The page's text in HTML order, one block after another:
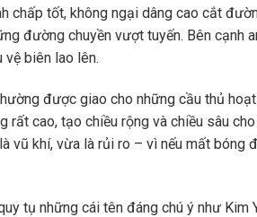
chấp tốt, không ngại dâng cao cắt
đường chuyền vượt tuyến. Bên cạnh
vệ biên lao lên.
được giao cho những cầu thủ
rất cao, tạo chiều rộng và chiều sâu
vũ khí, vừa là rủi ro – vì nếu mất bóng
tụ những cái tên đáng chú ý như